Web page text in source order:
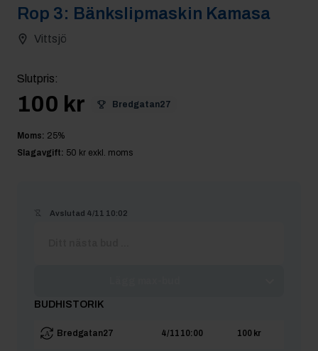
Rop 3: Bänkslipmaskin Kamasa
Vittsjö
Slutpris:
100 kr Bredgatan27
Moms: 25%
Slagavgift: 50 kr exkl. moms
Avslutad 4/11 10:02
BUDHISTORIK
Bredgatan27 4/11 10:00 100 kr